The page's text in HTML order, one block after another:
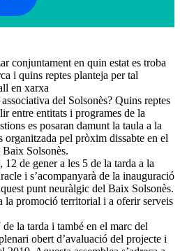
conjuntament en quin estat es troba
i quins reptes planteja per tal
en xarxa
del Solsonès? Quins reptes
entre entitats i programes de la
es posaran damunt la taula a la
organitzada pel pròxim dissabte en el
Solsonès.
de gener a les 5 de la tarda a la
i s’acompanyarà de la inauguració
punt neuràlgic del Baix Solsonès.
la promoció territorial i a oferir serveis
la tarda i també en el marc del
obert d’avaluació del projecte i